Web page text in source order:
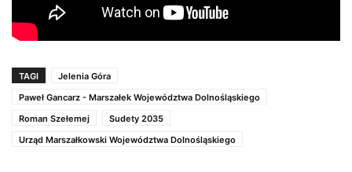
TAGI
Jelenia Góra
Paweł Gancarz - Marszałek Województwa Dolnośląskiego
Roman Szełemej
Sudety 2035
Urząd Marszałkowski Województwa Dolnośląskiego